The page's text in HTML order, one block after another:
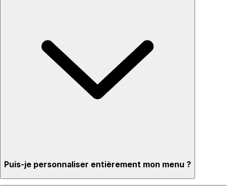
Puis-je personnaliser entièrement mon menu ?